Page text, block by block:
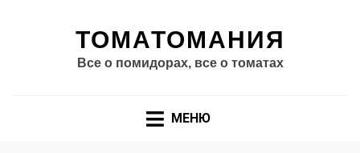
ТОМАТОМАНИЯ
Все о помидорах, все о томатах
МЕНЮ